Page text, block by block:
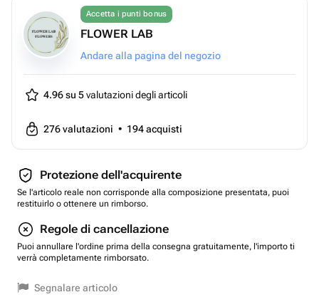
Accetta i punti bonus
FLOWER LAB
Andare alla pagina del negozio
4.96 su 5valutazioni degli articoli
276valutazioni • 194acquisti
Protezione dell'acquirente
Se l'articolo reale non corrisponde alla composizione presentata, puoi
restituirlo o ottenere un rimborso.
Regole di cancellazione
Puoi annullare l'ordine prima della consegna gratuitamente, l'importo ti
verrà completamente rimborsato.
Segnalare articolo